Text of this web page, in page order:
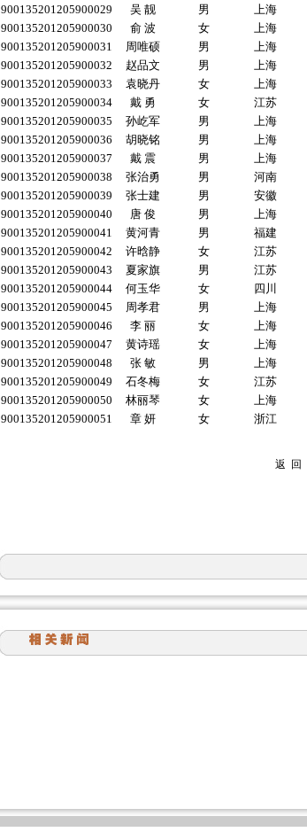
900135201205900029 吴 靓 男 上海
900135201205900030 俞 波 女 上海
900135201205900031 周唯硕 男 上海
900135201205900032 赵品文 男 上海
900135201205900033
袁晓丹 女 上海
900135201205900034
戴 勇 女 江苏
900135201205900035
孙屹军 男 上海
900135201205900036
胡晓铭 男 上海
900135201205900037
戴 震 男 上海
900135201205900038
张治勇 男 河南
900135201205900039
张士建 男 安徽
900135201205900040
唐 俊 男 上海
900135201205900041
黄河青 男 福建
900135201205900042 许晗静 女 江苏
900135201205900043 夏家旗 男 江苏
900135201205900044 何玉华 女 四川
900135201205900045
周孝君 男 上海
900135201205900046
李 丽 女 上海
900135201205900047
黄诗瑶 女 上海
900135201205900048
张 敏 男 上海
900135201205900049
石冬梅 女 江苏
900135201205900050 林丽琴 女 上海
900135201205900051
章 妍 女 浙江
返 回